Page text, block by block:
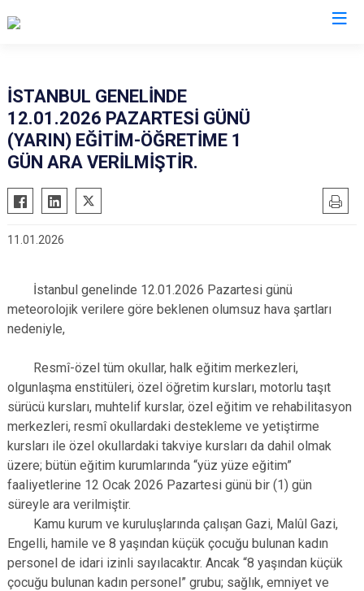
Adalar
Avcılar
Bahçelievler
Beşiktaş
Beykoz
Beyoğlu
Çatalca
Esenler
Eyüpsultan
Fatih
Gaziosmanpaşa
Maltepe
Şile
Silivri
Şişli
Başakşehir
Esenyurt
Sancaktepe
Sultangazi
İSTANBUL GENELİNDE
12.01.2026 PAZARTESİ GÜNÜ
(YARIN) EĞİTİM-ÖĞRETİME 1
GÜN ARA VERİLMİŞTİR.
11.01.2026
İstanbul genelinde 12.01.2026 Pazartesi günü
meteorolojik verilere göre beklenen olumsuz hava şartları
nedeniyle,
Resmî-özel tüm okullar, halk eğitim merkezleri,
olgunlaşma enstitüleri, özel öğretim kursları, motorlu taşıt
sürücü kursları, muhtelif kurslar, özel eğitim ve rehabilitasyon
merkezleri, resmî okullardaki destekleme ve yetiştirme
kursları ile özel okullardaki takviye kursları da dahil olmak
üzere; bütün eğitim kurumlarında “yüz yüze eğitim”
faaliyetlerine 12 Ocak 2026 Pazartesi günü bir (1) gün
süreyle ara verilmiştir.
Kamu kurum ve kuruluşlarında çalışan Gazi, Malûl Gazi,
Engelli, hamile ve 8 yaşından küçük çocuğu bulunan kadın
personel de idari izinli sayılacaktır. Ancak “8 yaşından küçük
çocuğu bulunan kadın personel” grubu; sağlık, emniyet ve